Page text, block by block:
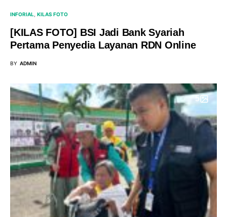
INFORIAL KILAS FOTO
[KILAS FOTO] BSI Jadi Bank Syariah
Pertama Penyedia Layanan RDN Online
BY ADMIN
5